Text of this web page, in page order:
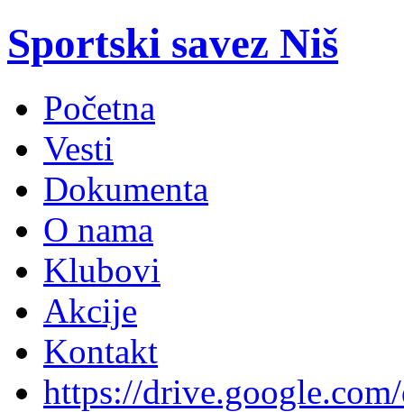
Sportski savez Niš
Početna
Vesti
Dokumenta
O nama
Klubovi
Akcije
Kontakt
https://